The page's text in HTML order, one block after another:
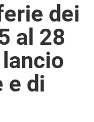
dei
al 28
e di